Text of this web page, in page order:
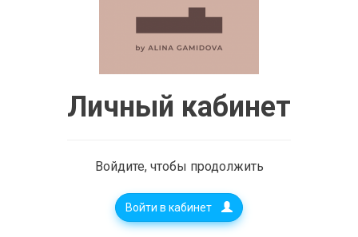
Личный кабинет
Войдите, чтобы продолжить
Войти в кабинет